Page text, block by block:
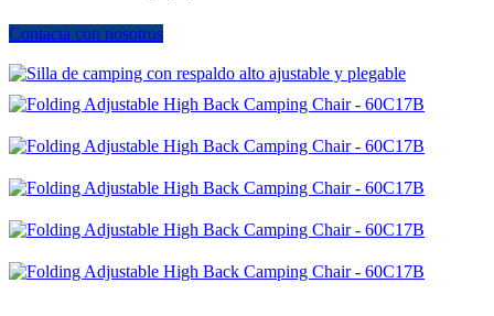
Contacta con nosotros